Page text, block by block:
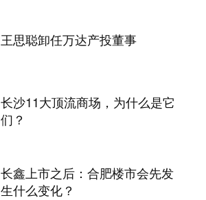
王思聪卸任万达产投董事
长沙11大顶流商场，为什么是它
们？
长鑫上市之后：合肥楼市会先发
生什么变化？